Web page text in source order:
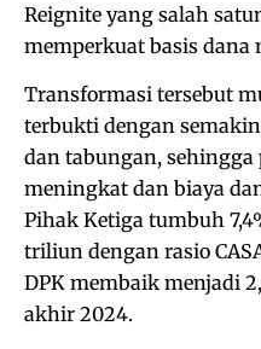
Reignite yang salah
memperkuat basis dana
Transformasi tersebut
terbukti dengan
dan tabungan, sehingga
meningkat dan biaya
Pihak Ketiga tumbuh
triliun dengan rasio
DPK membaik menjadi
akhir 2024.